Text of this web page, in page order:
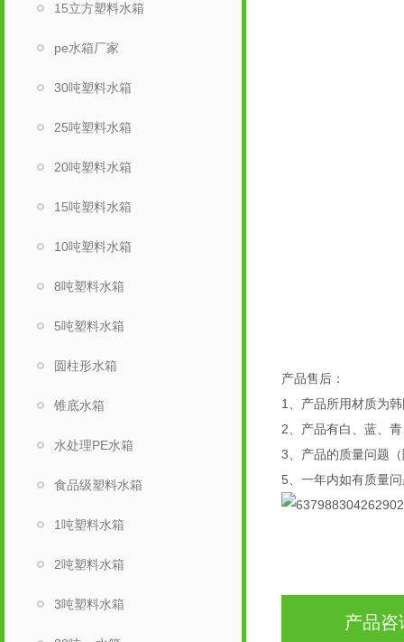
15立方塑料水箱
pe水箱厂家
30吨塑料水箱
25吨塑料水箱
20吨塑料水箱
15吨塑料水箱
10吨塑料水箱
8吨塑料水箱
5吨塑料水箱
圆柱形水箱
锥底水箱
水处理PE水箱
食品级塑料水箱
1吨塑料水箱
2吨塑料水箱
3吨塑料水箱
产品售后：
1、产品所用材质为
2、产品有白、蓝、
3、产品的质量问题
5、一年内如有质量
产品咨